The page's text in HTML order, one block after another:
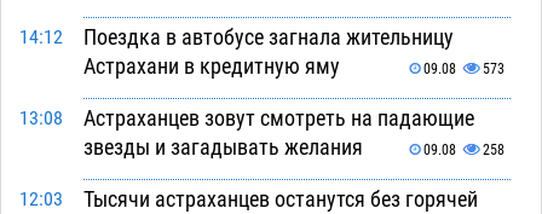
14:12
Поездка в автобусе загнала жительницу
Астрахани в кредитную яму
09.08 573
13:08
Астраханцев зовут смотреть на падающие
звезды и загадывать желания
09.08 258
12:03
Тысячи астраханцев останутся без горячей